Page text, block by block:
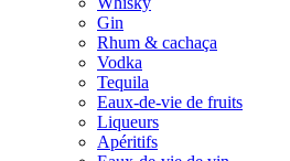
Gin
Rhum & cachaça
Vodka
Tequila
Eaux-de-vie de fruits
Liqueurs
Apéritifs